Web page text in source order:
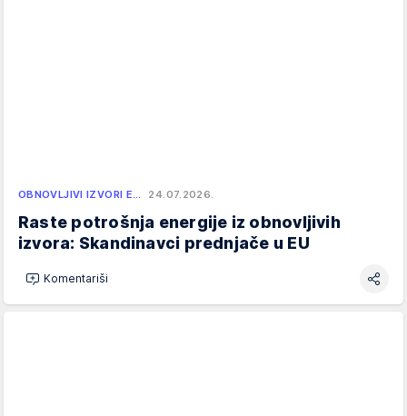
OBNOVLJIVI IZVORI E… 24.07.2026.
Raste potrošnja energije iz obnovljivih
izvora: Skandinavci prednjače u EU
Komentariši